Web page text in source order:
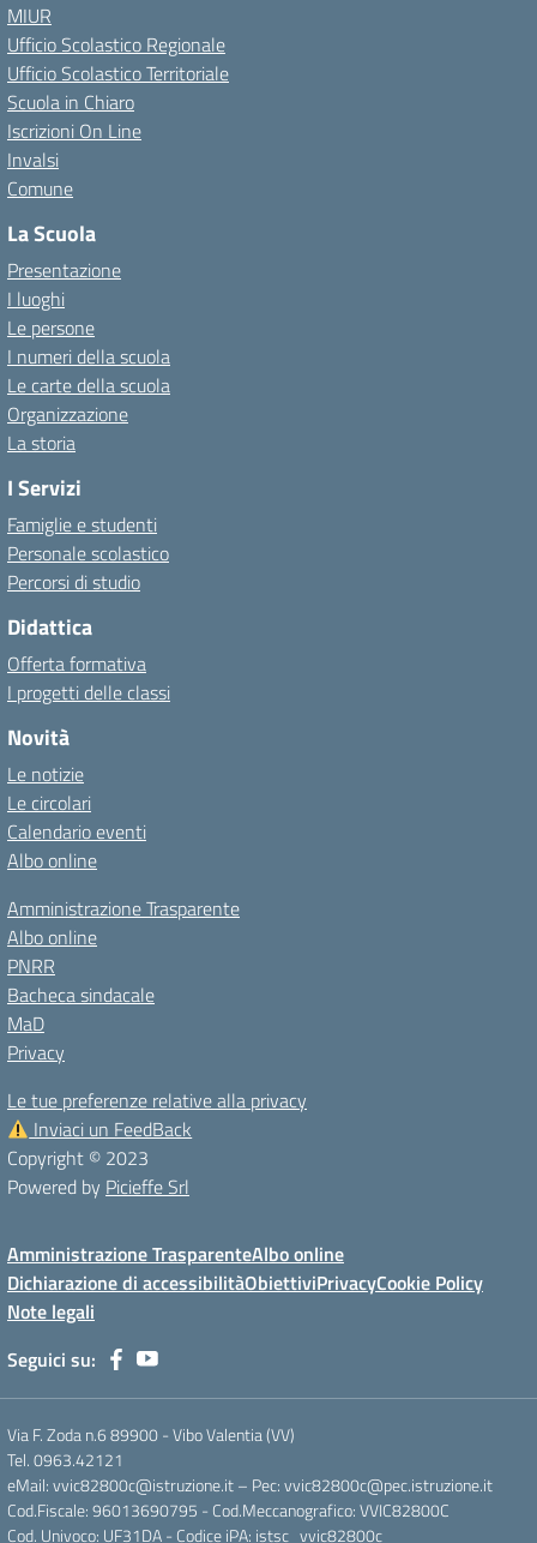
MIUR
Ufficio Scolastico Regionale
Ufficio Scolastico Territoriale
Scuola in Chiaro
Iscrizioni On Line
Invalsi
Comune
La Scuola
Presentazione
I luoghi
Le persone
I numeri della scuola
Le carte della scuola
Organizzazione
La storia
I Servizi
Famiglie e studenti
Personale scolastico
Percorsi di studio
Didattica
Offerta formativa
I progetti delle classi
Novità
Le notizie
Le circolari
Calendario eventi
Albo online
Amministrazione Trasparente
Albo online
PNRR
Bacheca sindacale
MaD
Privacy
Le tue preferenze relative alla privacy
Inviaci un FeedBack
Copyright © 2023
Powered by Picieffe Srl
Amministrazione TrasparenteAlbo online
Dichiarazione di accessibilitàObiettiviPrivacyCookie Policy
Note legali
Seguici su:
Via F. Zoda n.6 89900 - Vibo Valentia (VV)
Tel. 0963.42121
eMail: vvic82800c@istruzione.it – Pec: vvic82800c@pec.istruzione.it
Cod.Fiscale: 96013690795 - Cod.Meccanografico: VVIC82800C
Cod. Univoco: UF31DA - Codice iPA: istsc_vvic82800c